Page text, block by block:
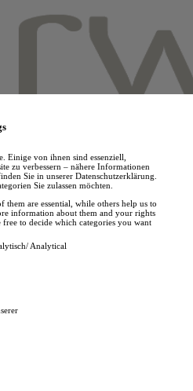
Einige von ihnen sind essenziell,
zu verbessern – nähere Informationen
Sie in unserer Datenschutzerklärung.
Sie zulassen möchten.
them are essential, while others help us to
information about them and your rights
to decide which categories you want
Analytical